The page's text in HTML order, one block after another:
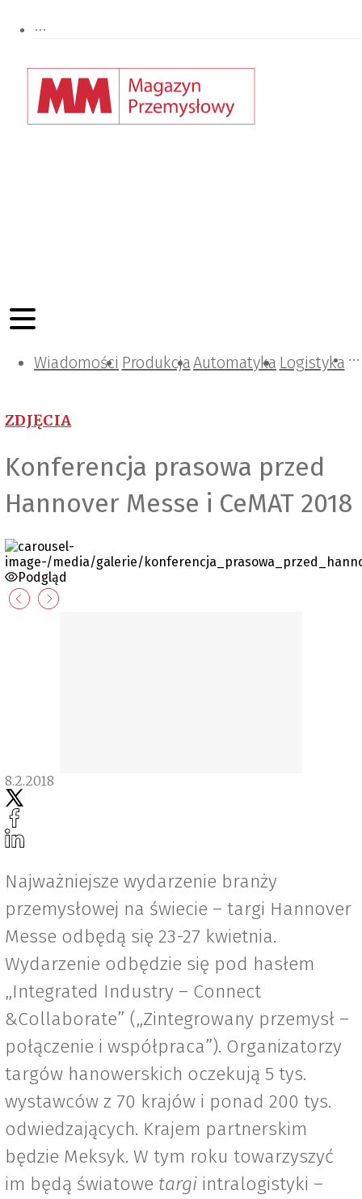
Wiadomości ProdukcjaAutomatyka Logistyka
Projektowanie i konstrukcje
Zarządzanie i IT
Tematy specjalne
ZDJĘCIA
Konferencja prasowa przed
Hannover Messe i CeMAT 2018
Podgląd
8.2.2018
Najważniejsze wydarzenie branży
przemysłowej na świecie – targi Hannover
Messe odbędą się 23-27 kwietnia.
Wydarzenie odbędzie się pod hasłem
„Integrated Industry – Connect
&Collaborate” („Zintegrowany przemysł –
połączenie i współpraca”). Organizatorzy
targów hanowerskich oczekują 5 tys.
wystawców z 70 krajów i ponad 200 tys.
odwiedzających. Krajem partnerskim
będzie Meksyk. W tym roku towarzyszyć
im będą światowe targi intralogistyki –